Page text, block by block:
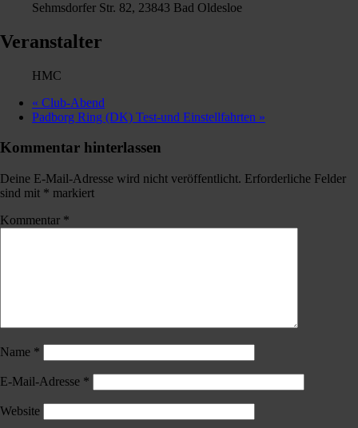
Sehmsdorfer Str. 82, 23843 Bad Oldesloe
Veranstalter
HMC
« Club-Abend
Padborg Ring (DK) Test-und Einstellfahrten »
Kommentar hinterlassen
Deine E-Mail-Adresse wird nicht veröffentlicht. Erforderliche Felder
sind mit * markiert
Kommentar *
Name *
E-Mail-Adresse *
Website